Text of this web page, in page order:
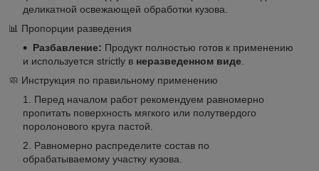
деликатной освежающей обработки кузова.
📊 Пропорции разведения
Разбавление: Продукт полностью готов к применению
и используется strictly в неразведенном виде
🧼 Инструкция по правильному применению
Перед началом работ рекомендуем равномерно
пропитать поверхность мягкого или полутвердого
поролонового круга пастой.
Равномерно распределите состав по
обрабатываемому участку кузова.